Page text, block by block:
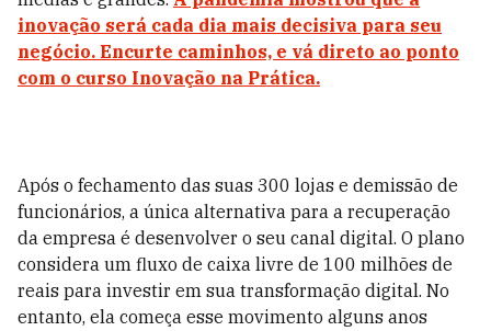
inovação será cada dia mais decisiva para seu
negócio. Encurte caminhos, e vá direto ao ponto
com o curso Inovação na Prática.
Após o fechamento das suas 300 lojas e demissão de
funcionários, a única alternativa para a recuperação
da empresa é desenvolver o seu canal digital. O plano
considera um fluxo de caixa livre de 100 milhões de
reais para investir em sua transformação digital. No
entanto, ela começa esse movimento alguns anos